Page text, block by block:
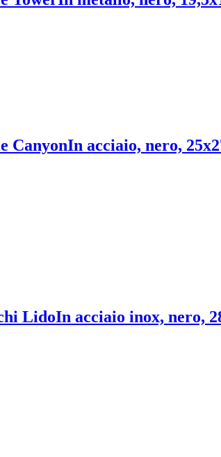
CanyonIn acciaio, nero,
LidoIn acciaio inox, nero,